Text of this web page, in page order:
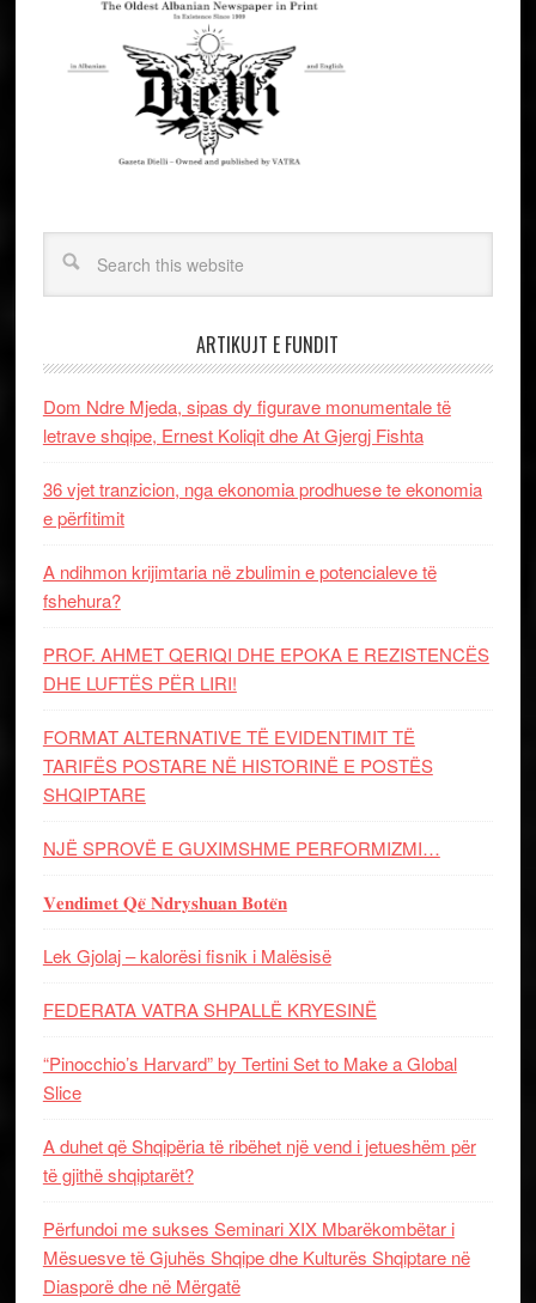
ARTIKUJT E FUNDIT
Dom Ndre Mjeda, sipas dy figurave monumentale të
letrave shqipe, Ernest Koliqit dhe At Gjergj Fishta
36 vjet tranzicion, nga ekonomia prodhuese te ekonomia
e përfitimit
A ndihmon krijimtaria në zbulimin e potencialeve të
fshehura?
PROF. AHMET QERIQI DHE EPOKA E REZISTENCЁS
DHE LUFTЁS PЁR LIRI!
FORMAT ALTERNATIVE TË EVIDENTIMIT TË
TARIFËS POSTARE NË HISTORINË E POSTËS
SHQIPTARE
NJË SPROVË E GUXIMSHME PERFORMIZMI…
𝐕𝐞𝐧𝐝𝐢𝐦𝐞𝐭 𝐐𝐞̈ 𝐍𝐝𝐫𝐲𝐬𝐡𝐮𝐚𝐧 𝐁𝐨𝐭𝐞̈𝐧
Lek Gjolaj – kalorësi fisnik i Malësisë
FEDERATA VATRA SHPALLË KRYESINË
“Pinocchio’s Harvard” by Tertini Set to Make a Global
Slice
A duhet që Shqipëria të ribëhet një vend i jetueshëm për
të gjithë shqiptarët?
Përfundoi me sukses Seminari XIX Mbarëkombëtar i
Mësuesve të Gjuhës Shqipe dhe Kulturës Shqiptare në
Diasporë dhe në Mërgatë